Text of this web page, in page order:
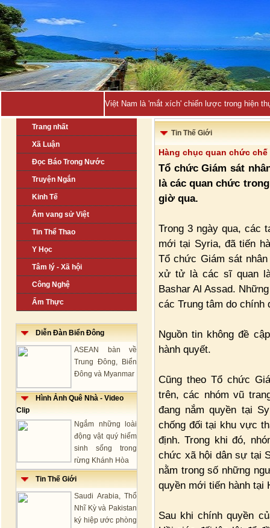
Việt Nam là 'mắt xích' chiến lược trong hiện
Trang nhất
Xã Luận
Đọc Báo Trong Nước
Truyện Ngắn
Kinh Tế
Âm vang sử Việt
Tin Thể Thao
Y Học
Tâm lý - Xã hội
Công Nghệ
Ẩm Thực
Diễn Đàn Biển Đông
ASEAN bàn về
Trung Đông, Biển
Đông và Myanmar
Hình Ảnh Quê Nhà - Video
Clip
Ngắm những loài
động vật quý hiếm
sinh sống trong
rừng Khánh Hòa
Tin Thế Giới
Saudi Arabia, Thổ
Nhĩ Kỳ và Pakistan
ký hiệp ước phòng
Tin Thế Giới
Hàng chục quan chức
Tổ chức Giám sát
là các quan chức
giờ qua.
Trong 3 ngày qua, các
mới tại Syria, đã tiến
Tổ chức Giám sát
xử tử là các sĩ quan
Bashar Al Assad.
các Trung tâm do chính
Nguồn tin không đề
hành quyết.
Cũng theo Tổ chức
trên, các nhóm vũ
đang nắm quyền tại
chống đối tại khu vực
định. Trong khi đó,
chức xã hội dân sự tại
nằm trong số những
quyền mới tiến hành tại
Sau khi chính quyền